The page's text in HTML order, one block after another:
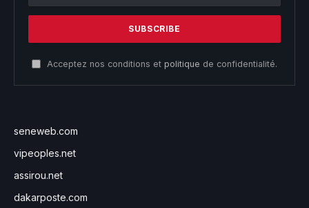
Acceptez nos conditions et politique de confidentialité.
seneweb.com
vipeoples.net
assirou.net
dakarposte.com